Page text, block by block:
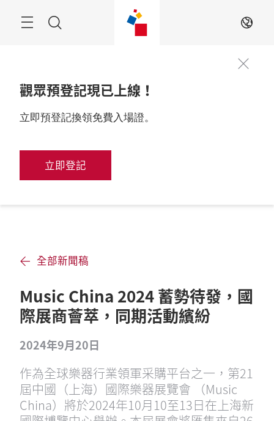
ZH
觀眾預登記現已上線！
立即預登記換領免費入場證。
立即登記
全部新聞稿
Music China 2024 蓄勢待發，國
際展商薈萃，同期活動繽紛
2024年9月20日
作為全球樂器行業領軍采購平台之一，第21
屆中國（上海）國際樂器展覽會 （Music
China）將於2024年10月10至13日在上海新